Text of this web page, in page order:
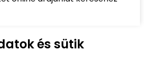
és sütik